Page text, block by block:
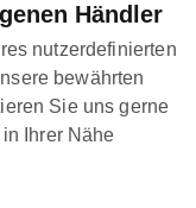
Händler
nutzerdefinierten
bewährten
Sie uns gerne
Ihrer Nähe